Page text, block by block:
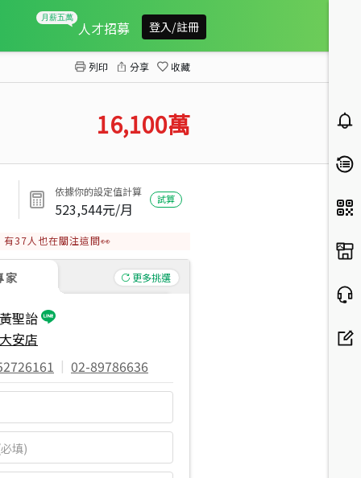
人才招募 登入/註冊
列印 分享 收藏
16,100萬
依據你的設定值計算
523,544元/月
試算
有37人也在關注這間👀
家 更多挑選
黃聖詒
大安店
| 02-89786636